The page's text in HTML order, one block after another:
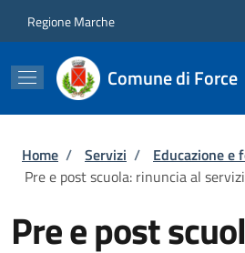
Regione Marche
Comune di Force
Briciole di pane
Home / Servizi / Educazione e
Pre e post scuola: rinuncia al
Pre e post